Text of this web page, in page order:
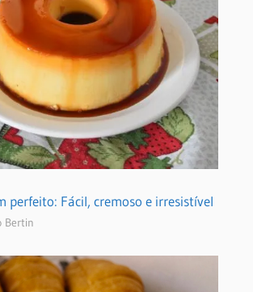
perfeito: Fácil, cremoso e irresistível
Bertin